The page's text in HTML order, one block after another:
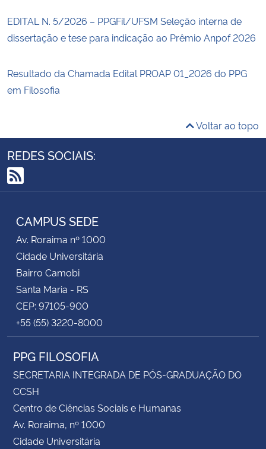
EDITAL N. 5/2026 – PPGFil/UFSM Seleção interna de
dissertação e tese para indicação ao Prêmio Anpof 2026
Resultado da Chamada Edital PROAP 01_2026 do PPG
em Filosofia
Voltar ao topo
REDES SOCIAIS:
RSS
CAMPUS SEDE
Av. Roraima nº 1000
Cidade Universitária
Bairro Camobi
Santa Maria - RS
CEP: 97105-900
+55 (55) 3220-8000
PPG FILOSOFIA
SECRETARIA INTEGRADA DE PÓS-GRADUAÇÃO DO
CCSH
Centro de Ciências Sociais e Humanas
Av. Roraima, nº 1000
Cidade Universitária